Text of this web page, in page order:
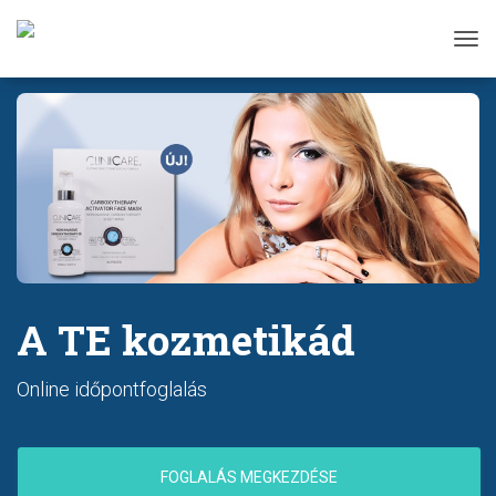
A TE kozmetikád
Online időpontfoglalás
FOGLALÁS MEGKEZDÉSE